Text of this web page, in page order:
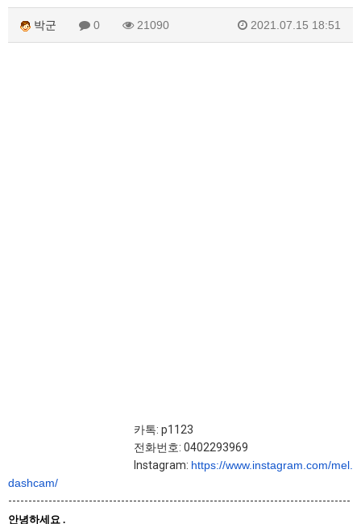
박군 0 21090 2021.07.15 18:51
카톡: p1123
전화번호: 0402293969
Instagram: https://www.instagram.com/mel.
dashcam/
-------------------------------------------------------------------------------------
안녕하세요 .